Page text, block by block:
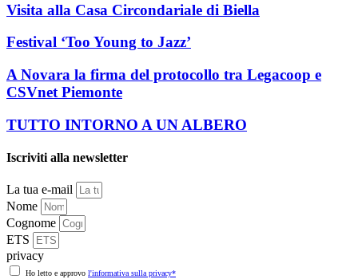
Visita alla Casa Circondariale di Biella
Festival ‘Too Young to Jazz’
A Novara la firma del protocollo tra Legacoop e
CSVnet Piemonte
TUTTO INTORNO A UN ALBERO
Iscriviti alla newsletter
La tua e-mail
Nome
Cognome
ETS
privacy
Ho letto e approvo l'informativa sulla privacy*